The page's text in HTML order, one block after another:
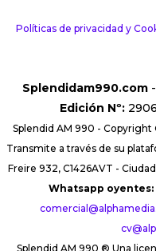
Políticas de privacidad y
Splendidam990.com
Edición Nº:
Splendid AM 990 -
Transmite a través de su
Freire 932, C1426AVT -
Whatsapp oyentes:
Splendid AM 990 ® Una